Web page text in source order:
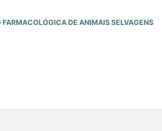
DE ANIMAIS SELVAGENS